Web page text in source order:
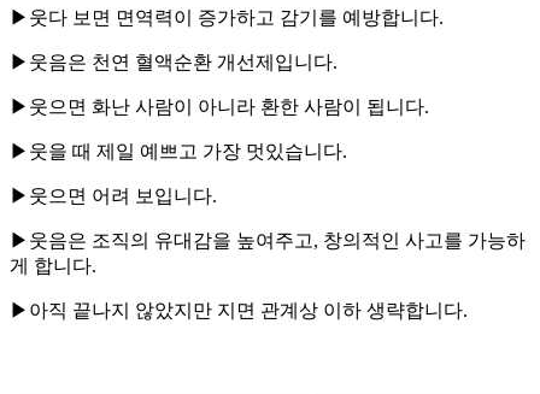
▶웃다 보면 면역력이 증가하고 감기를 예방합니다.
▶웃음은 천연 혈액순환 개선제입니다.
▶웃으면 화난 사람이 아니라 환한 사람이 됩니다.
▶웃을 때 제일 예쁘고 가장 멋있습니다.
▶웃으면 어려 보입니다.
▶웃음은 조직의 유대감을 높여주고, 창의적인 사고를 가능하
게 합니다.
▶아직 끝나지 않았지만 지면 관계상 이하 생략합니다.